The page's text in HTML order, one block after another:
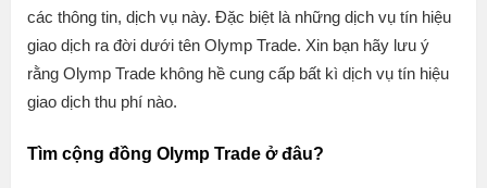
các thông tin, dịch vụ này. Đặc biệt là những dịch vụ tín hiệu
giao dịch ra đời dưới tên Olymp Trade. Xin bạn hãy lưu ý
rằng Olymp Trade không hề cung cấp bất kì dịch vụ tín hiệu
giao dịch thu phí nào.
Tìm cộng đồng Olymp Trade ở đâu?